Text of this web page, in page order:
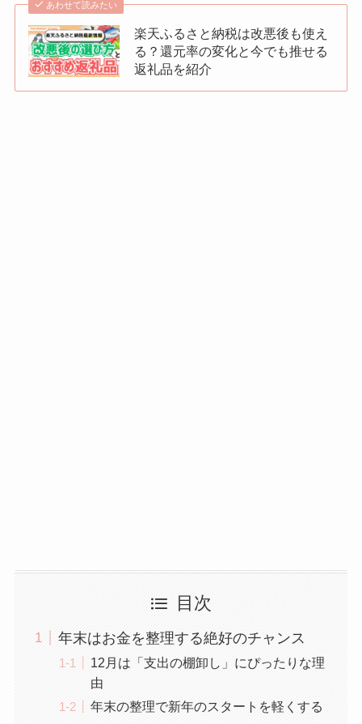
あわせて読みたい
楽天ふるさと納税は改悪後も使え
る？還元率の変化と今でも推せる
返礼品を紹介
目次
年末はお金を整理する絶好のチャンス
12月は「支出の棚卸し」にぴったりな理
由
年末の整理で新年のスタートを軽くする